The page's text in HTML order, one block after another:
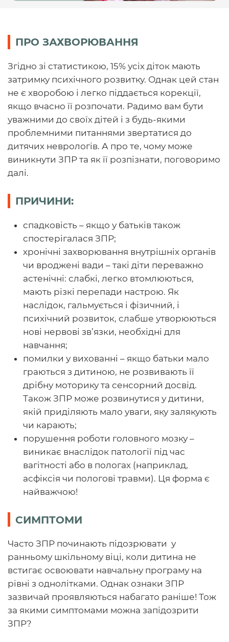
ПРО ЗАХВОРЮВАННЯ
Згідно зі статистикою, 15% усіх діток мають
затримку психічного розвитку. Однак цей стан
не є хворобою і легко піддається корекції,
якщо вчасно її розпочати. Радимо вам бути
уважними до своїх дітей і з будь-якими
проблемними питаннями звертатися до
дитячих неврологів. А про те, чому може
виникнути ЗПР та як її розпізнати, поговоримо
далі.
ПРИЧИНИ:
спадковість – якщо у батьків також
спостерігалася ЗПР;
хронічні захворювання внутрішніх органів
чи вроджені вади – такі діти переважно
астенічні: слабкі, легко втомлюються,
мають різкі перепади настрою. Як
наслідок, гальмується і фізичний, і
психічний розвиток, слабше утворюються
нові нервові зв’язки, необхідні для
навчання;
помилки у вихованні – якщо батьки мало
граються з дитиною, не розвивають її
дрібну моторику та сенсорний досвід.
Також ЗПР може розвинутися у дитини,
якій приділяють мало уваги, яку залякують
чи карають;
порушення роботи головного мозку –
виникає внаслідок патології під час
вагітності або в пологах (наприклад,
асфіксія чи пологові травми). Ця форма є
найважчою!
СИМПТОМИ
Часто ЗПР починають підозрювати у
ранньому шкільному віці, коли дитина не
встигає освоювати навчальну програму на
рівні з однолітками. Однак ознаки ЗПР
зазвичай проявляються набагато раніше! Тож
за якими симптомами можна запідозрити
ЗПР?